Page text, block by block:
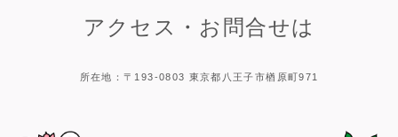
アクセス・お問合せは
所在地：〒193-0803 東京都八王子市楢原町971